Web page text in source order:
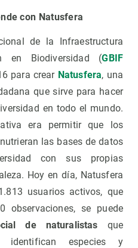
con Natusfera
de la Infraestructura
en Biodiversidad (GBIF
para crear Natusfera, una
que sirve para hacer
en todo el mundo.
era permitir que los
las bases de datos
con sus propias
Hoy en día, Natusfera
usuarios activos, que
observaciones, se puede
de naturalistas que
identifican especies y